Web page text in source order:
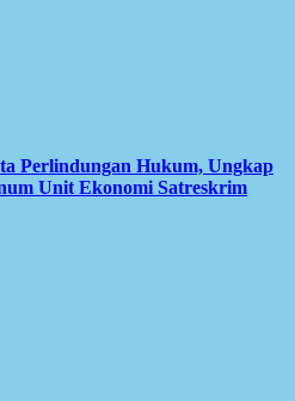
Perlindungan Hukum, Ungkap
Unit Ekonomi Satreskrim